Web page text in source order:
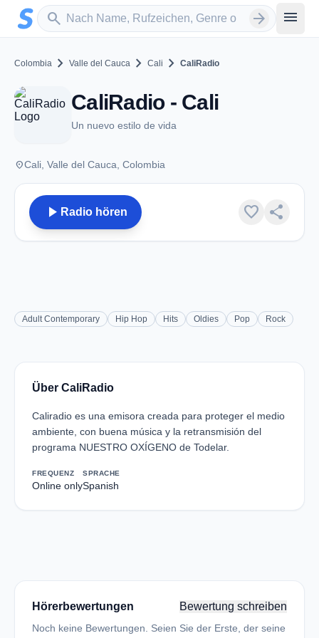
Zum Hauptinhalt springen
search
Sender suchen arrow_forward menu
Colombia chevron_right Valle del Cauca chevron_right Cali chevron_right CaliRadio
CaliRadio - Cali
Un nuevo estilo de vida
placeCali, Valle del Cauca, Colombia
play_arrow Radio hören favorite share
Adult Contemporary Hip Hop Hits Oldies Pop Rock
Über CaliRadio
Caliradio es una emisora creada para proteger el medio
ambiente, con buena música y la retransmisión del
programa NUESTRO OXÍGENO de Todelar.
FREQUENZ
Online only
SPRACHE
Spanish
Hörerbewertungen Bewertung schreiben
Noch keine Bewertungen. Seien Sie der Erste, der seine